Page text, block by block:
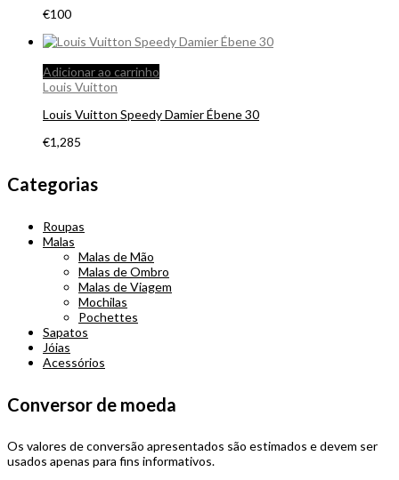
€100
Adicionar ao carrinho
Louis Vuitton
Louis Vuitton Speedy Damier Ébene 30
€1,285
Categorias
Roupas
Malas
Malas de Mão
Malas de Ombro
Malas de Viagem
Mochilas
Pochettes
Sapatos
Jóias
Acessórios
Conversor de moeda
Os valores de conversão apresentados são estimados e devem ser
usados apenas para fins informativos.